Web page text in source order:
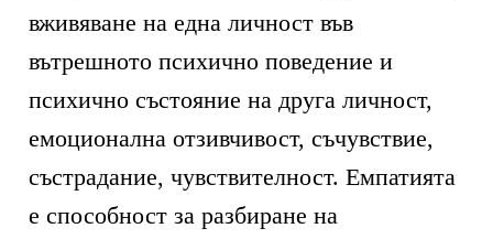
вживяване на една личност във
вътрешното психично поведение и
психично състояние на друга личност,
емоционална отзивчивост, съчувствие,
състрадание, чувствителност. Емпатията
е способност за разбиране на